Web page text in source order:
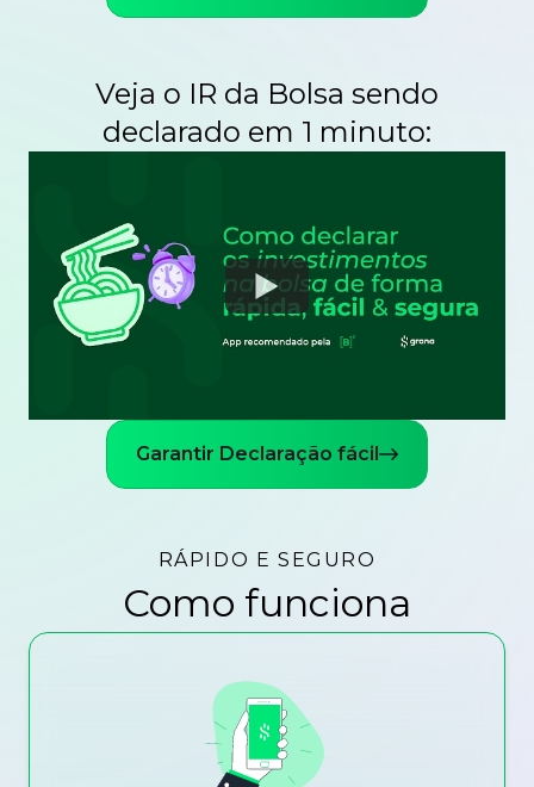
Veja o IR da Bolsa sendo
declarado em 1 minuto:
Watch
Garantir Declaração fácil
RÁPIDO E SEGURO
Como funciona